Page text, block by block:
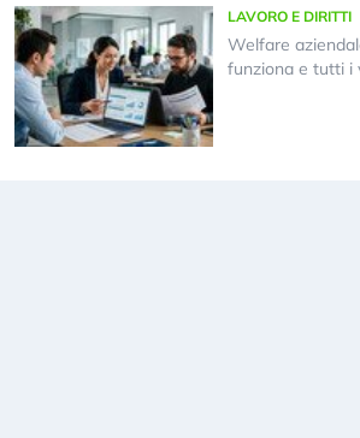
LAVORO E DIRITTI
Welfare
funziona e tutti i